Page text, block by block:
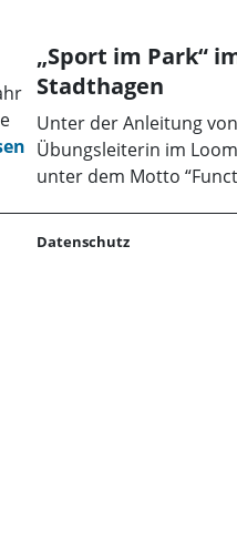
„Sport im Park“
Stadthagen
Unter der Anleitung
Übungsleiterin im
unter dem Motto
Datenschutz